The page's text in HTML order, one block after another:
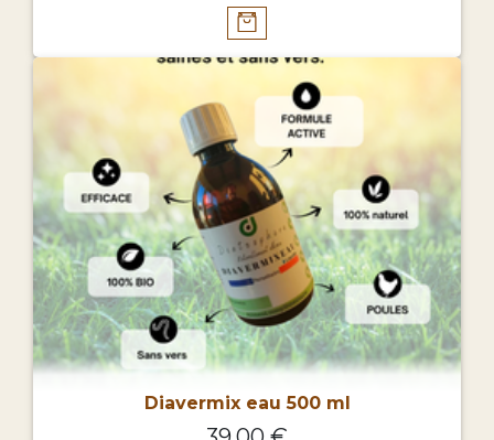
Diavermix eau 500 ml